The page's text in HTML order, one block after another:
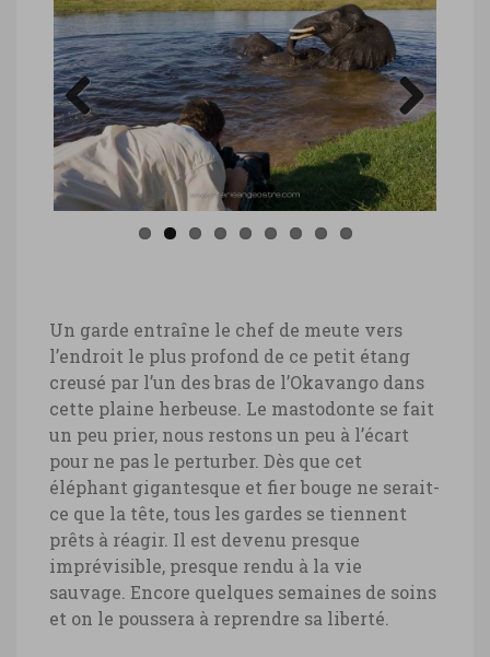
Previous Next
Un garde entraîne le chef de meute vers
l’endroit le plus profond de ce petit étang
creusé par l’un des bras de l’Okavango dans
cette plaine herbeuse. Le mastodonte se fait
un peu prier, nous restons un peu à l’écart
pour ne pas le perturber. Dès que cet
éléphant gigantesque et fier bouge ne serait-
ce que la tête, tous les gardes se tiennent
prêts à réagir. Il est devenu presque
imprévisible, presque rendu à la vie
sauvage. Encore quelques semaines de soins
et on le poussera à reprendre sa liberté.